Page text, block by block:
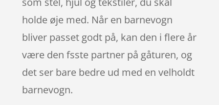
holde øje med. Når en barnevogn
bliver passet godt på, kan den i flere år
være den fsste partner på gåturen, og
det ser bare bedre ud med en velholdt
barnevogn.